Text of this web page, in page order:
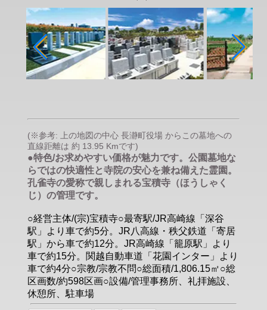
(※参考: 上の地図の中心 長瀞町役場 からこの墓地への
直線距離は 約 13.95 Kmです)
●特色/お求めやすい価格が魅力です。公園墓地な
らではの快適性と寺院の安心を兼ね備えた霊園。
孔雀寺の愛称で親しまれる宝積寺（ほうしゃく
じ）の管理です。
○経営主体/(宗)宝積寺○最寄駅/JR高崎線「深谷
駅」より車で約5分。JR八高線・秩父鉄道「寄居
駅」から車で約12分。JR高崎線「籠原駅」より
車で約15分。関越自動車道「花園インター」より
車で約4分○宗教/宗教不問○総面積/1,806.15㎡○総
区画数/約598区画○設備/管理事務所、礼拝施設、
休憩所、駐車場